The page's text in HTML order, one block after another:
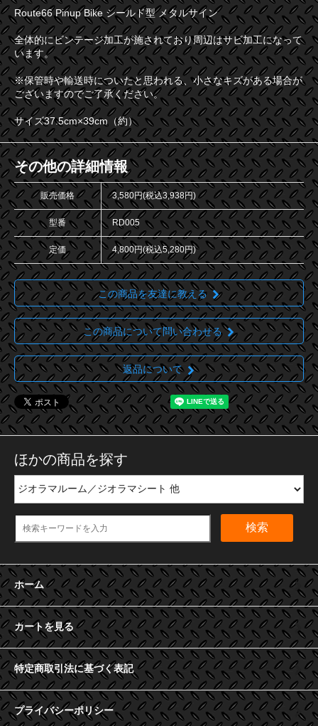
Route66 Pinup Bike シールド型 メタルサイン
全体的にビンテージ加工が施されており周辺はサビ加工になって
います。
※保管時や輸送時についたと思われる、小さなキズがある場合が
ございますのでご了承ください。
サイズ37.5cm×39cm（約）
その他の詳細情報
販売価格 3,580円(税込3,938円)
型番 RD005
定価 4,800円(税込5,280円)
この商品を友達に教える
この商品について問い合わせる
返品について
ほかの商品を探す
検索
ホーム
カートを見る
特定商取引法に基づく表記
プライバシーポリシー